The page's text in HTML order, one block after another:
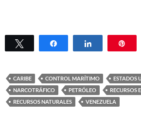
Twittear Compartir Compartir
CARIBE CONTROL MARÍTIMO ESTADOS
NARCOTRÁFICO
PETRÓLEO
RECURSOS
RECURSOS NATURALES
VENEZUELA